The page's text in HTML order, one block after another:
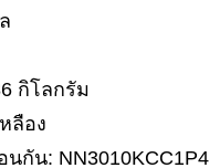
กิโลกรัม
ลือง
กัน: NN3010KCC1P4